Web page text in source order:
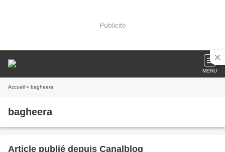
Publicité
MENU
Accueil » bagheera
bagheera
Article publié depuis Canalblog